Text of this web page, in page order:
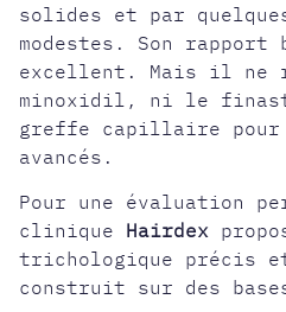
solides et par
modestes. Son
excellent. Mais il ne
minoxidil, ni le
greffe capillaire pour
avancés.
Pour une évaluation
clinique Hairdex
trichologique précis
construit sur des